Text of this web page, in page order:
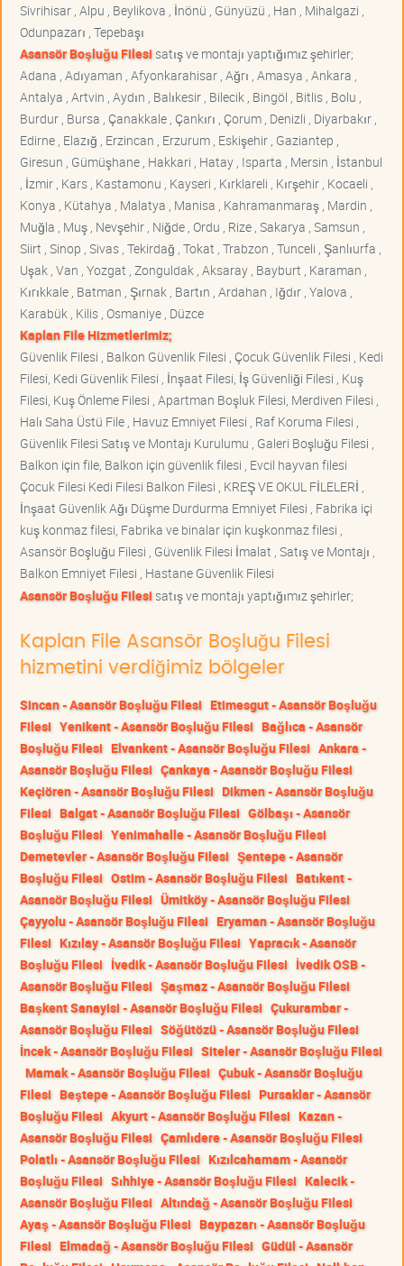
Sivrihisar , Alpu , Beylikova , İnönü , Günyüzü , Han , Mihalgazi ,
Odunpazarı , Tepebaşı
Asansör Boşluğu Filesisatış ve montajı yaptığımız şehirler;
Adana , Adıyaman , Afyonkarahisar , Ağrı , Amasya , Ankara ,
Antalya , Artvin , Aydın , Balıkesir , Bilecik , Bingöl , Bitlis , Bolu ,
Burdur , Bursa , Çanakkale , Çankırı , Çorum , Denizli , Diyarbakır ,
Edirne , Elazığ , Erzincan , Erzurum , Eskişehir , Gaziantep ,
Giresun , Gümüşhane , Hakkari , Hatay , Isparta , Mersin , İstanbul
, İzmir , Kars , Kastamonu , Kayseri , Kırklareli , Kırşehir , Kocaeli ,
Konya , Kütahya , Malatya , Manisa , Kahramanmaraş , Mardin ,
Muğla , Muş , Nevşehir , Niğde , Ordu , Rize , Sakarya , Samsun ,
Siirt , Sinop , Sivas , Tekirdağ , Tokat , Trabzon , Tunceli , Şanlıurfa ,
Uşak , Van , Yozgat , Zonguldak , Aksaray , Bayburt , Karaman ,
Kırıkkale , Batman , Şırnak , Bartın , Ardahan , Iğdır , Yalova ,
Karabük , Kilis , Osmaniye , Düzce
Kaplan File Hizmetlerimiz;
Güvenlik Filesi , Balkon Güvenlik Filesi , Çocuk Güvenlik Filesi , Kedi
Filesi, Kedi Güvenlik Filesi , İnşaat Filesi, İş Güvenliği Filesi , Kuş
Filesi, Kuş Önleme Filesi , Apartman Boşluk Filesi, Merdiven Filesi ,
Halı Saha Üstü File , Havuz Emniyet Filesi , Raf Koruma Filesi ,
Güvenlik Filesi Satış ve Montajı Kurulumu , Galeri Boşluğu Filesi ,
Balkon için file, Balkon için güvenlik filesi , Evcil hayvan filesi
Çocuk Filesi Kedi Filesi Balkon Filesi , KREŞ VE OKUL FİLELERİ ,
İnşaat Güvenlik Ağı Düşme Durdurma Emniyet Filesi , Fabrika içi
kuş konmaz filesi, Fabrika ve binalar için kuşkonmaz filesi ,
Asansör Boşluğu Filesi , Güvenlik Filesi İmalat , Satış ve Montajı ,
Balkon Emniyet Filesi , Hastane Güvenlik Filesi
Asansör Boşluğu Filesisatış ve montajı yaptığımız şehirler;
Kaplan File Asansör Boşluğu Filesi
hizmetini verdiğimiz bölgeler
Sincan - Asansör Boşluğu Filesi Etimesgut - Asansör Boşluğu
Filesi Yenikent - Asansör Boşluğu Filesi Bağlıca - Asansör
Boşluğu Filesi Elvankent - Asansör Boşluğu Filesi Ankara -
Asansör Boşluğu Filesi Çankaya - Asansör Boşluğu Filesi
Keçiören - Asansör Boşluğu Filesi Dikmen - Asansör Boşluğu
Filesi Balgat - Asansör Boşluğu Filesi Gölbaşı - Asansör
Boşluğu Filesi Yenimahalle - Asansör Boşluğu Filesi
Demetevler - Asansör Boşluğu Filesi Şentepe - Asansör
Boşluğu Filesi Ostim - Asansör Boşluğu Filesi Batıkent -
Asansör Boşluğu Filesi Ümitköy - Asansör Boşluğu Filesi
Çayyolu - Asansör Boşluğu Filesi Eryaman - Asansör Boşluğu
Filesi Kızılay - Asansör Boşluğu Filesi Yapracık - Asansör
Boşluğu Filesi İvedik - Asansör Boşluğu Filesi İvedik OSB -
Asansör Boşluğu Filesi Şaşmaz - Asansör Boşluğu Filesi
Başkent Sanayisi - Asansör Boşluğu Filesi Çukurambar -
Asansör Boşluğu Filesi Söğütözü - Asansör Boşluğu Filesi
İncek - Asansör Boşluğu Filesi Siteler - Asansör Boşluğu Filesi
Mamak - Asansör Boşluğu Filesi Çubuk - Asansör Boşluğu
Filesi Beştepe - Asansör Boşluğu Filesi Pursaklar - Asansör
Boşluğu Filesi Akyurt - Asansör Boşluğu Filesi Kazan -
Asansör Boşluğu Filesi Çamlıdere - Asansör Boşluğu Filesi
Polatlı - Asansör Boşluğu Filesi Kızılcahamam - Asansör
Boşluğu Filesi Sıhhiye - Asansör Boşluğu Filesi Kalecik -
Asansör Boşluğu Filesi Altındağ - Asansör Boşluğu Filesi
Ayaş - Asansör Boşluğu Filesi Baypazarı - Asansör Boşluğu
Filesi Elmadağ - Asansör Boşluğu Filesi Güdül - Asansör